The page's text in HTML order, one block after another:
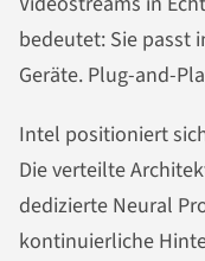
bedeutet: Sie passt
Geräte. Plug-and-
Intel positioniert
Die verteilte
dedizierte Neural
kontinuierliche